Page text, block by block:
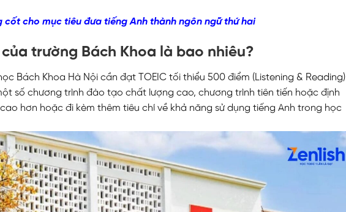
cốt cho mục tiêu đưa tiếng Anh thành ngôn ngữ thứ hai
trường Bách Khoa là bao nhiêu?
Bách Khoa Hà Nội cần đạt TOEIC tối thiểu 500 điểm (Listening & Reading)
số chương trình đào tạo chất lượng cao, chương trình tiên tiến hoặc định
hơn hoặc đi kèm thêm tiêu chí về khả năng sử dụng tiếng Anh trong học
KÝ TƯ VẤN